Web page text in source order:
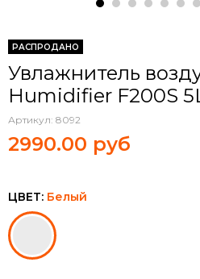
РАСПРОДАНО
Увлажнитель
Humidifier F200S
Артикул: 8092
2990.00 руб
ЦВЕТ: Белый